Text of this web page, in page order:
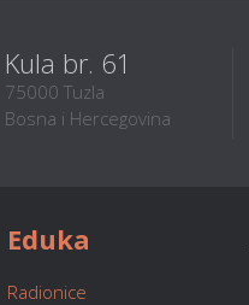
Kula br. 61
75000 Tuzla
Bosna i Hercegovina
Eduka
Radionice